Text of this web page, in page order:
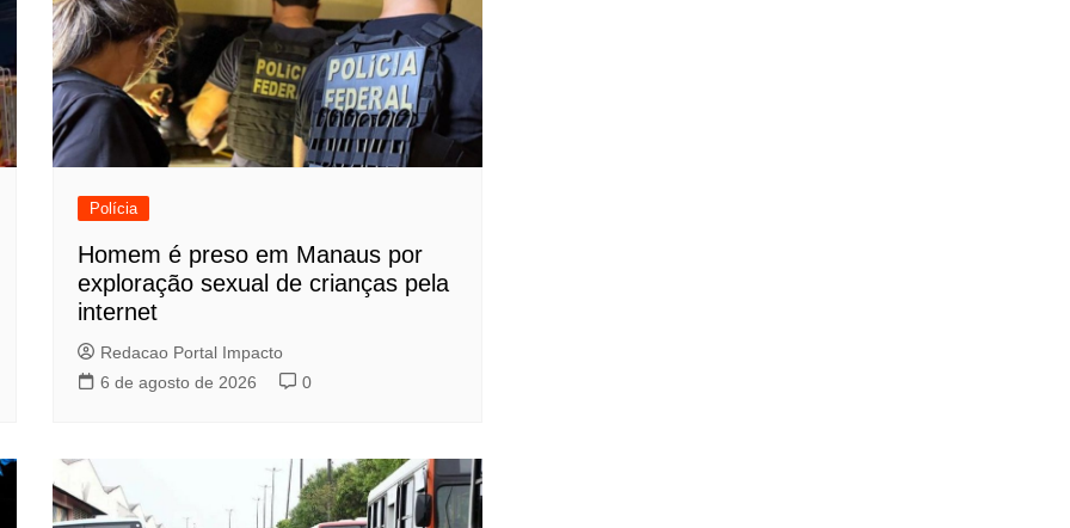
Polícia
Homem é preso em Manaus por
exploração sexual de crianças pela
internet
Redacao Portal Impacto
6 de agosto de 2026
0